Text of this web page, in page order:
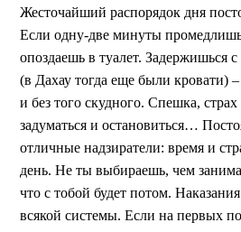
Жесточайший распорядок дня
Если одну-две минуты
опоздаешь в туалет. Задержишься
(в Дахау тогда еще были кровати) –
и без того скудного. Спешка,
задуматься и остановиться…
отличные надзиратели: время и
день. Не ты выбираешь, чем
что с тобой будет потом.
всякой системы. Если на первых